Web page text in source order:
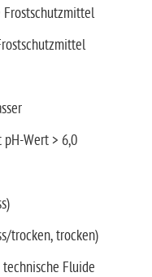
Frostschutzmittel
pH-Wert > 6,0
trocken, trocken)
Fluide